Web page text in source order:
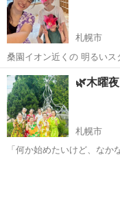
札幌市
桑園イオン近くの 明るいス
んか？ 札幌のフラ（フラダンス）教室 フラハーラウ ハウオリです🌈
親子クラスでは、ハワイの
楽しめま...
北海道 札幌市 ダンス
🌿木曜
札幌市
「何か始めたいけど、なかなか一歩が出